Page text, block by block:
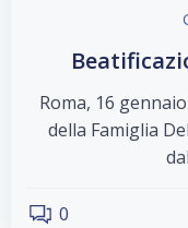
Roma, 16
della Famiglia
0